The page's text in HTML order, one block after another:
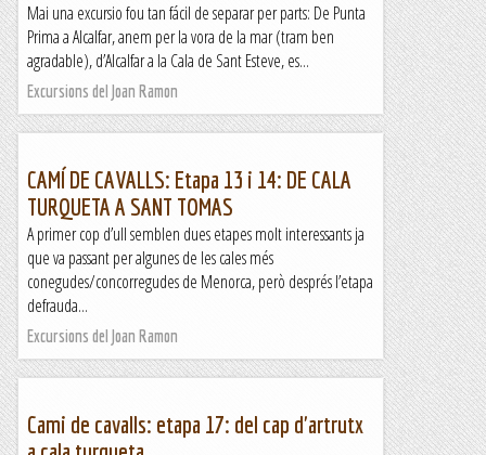
Mai una excursio fou tan fácil de separar per parts: De Punta
Prima a Alcalfar, anem per la vora de la mar (tram ben
agradable), d’Alcalfar a la Cala de Sant Esteve, es...
Excursions del Joan Ramon
CAMÍ DE CAVALLS: Etapa 13 i 14: DE CALA
TURQUETA A SANT TOMAS
A primer cop d’ull semblen dues etapes molt interessants ja
que va passant per algunes de les cales més
conegudes/concorregudes de Menorca, però després l’etapa
defrauda...
Excursions del Joan Ramon
Cami de cavalls: etapa 17: del cap d'artrutx